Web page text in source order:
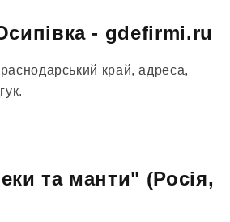
- gdefirmi.ru
край, адреса,
та манти" (Росія,